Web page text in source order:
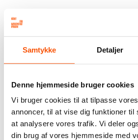
Samtykke Detaljer
Denne hjemmeside bruger cookies
Vi bruger cookies til at tilpasse
annoncer, til at vise dig funktioner til
at analysere vores trafik. Vi deler
din brug af vores hjemmeside med